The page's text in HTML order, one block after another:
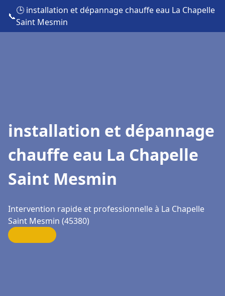
📞
🕒 installation et dépannage chauffe eau La Chapelle
Saint Mesmin
installation et dépannage
chauffe eau La Chapelle
Saint Mesmin
Intervention rapide et professionnelle à La Chapelle
Saint Mesmin (45380)